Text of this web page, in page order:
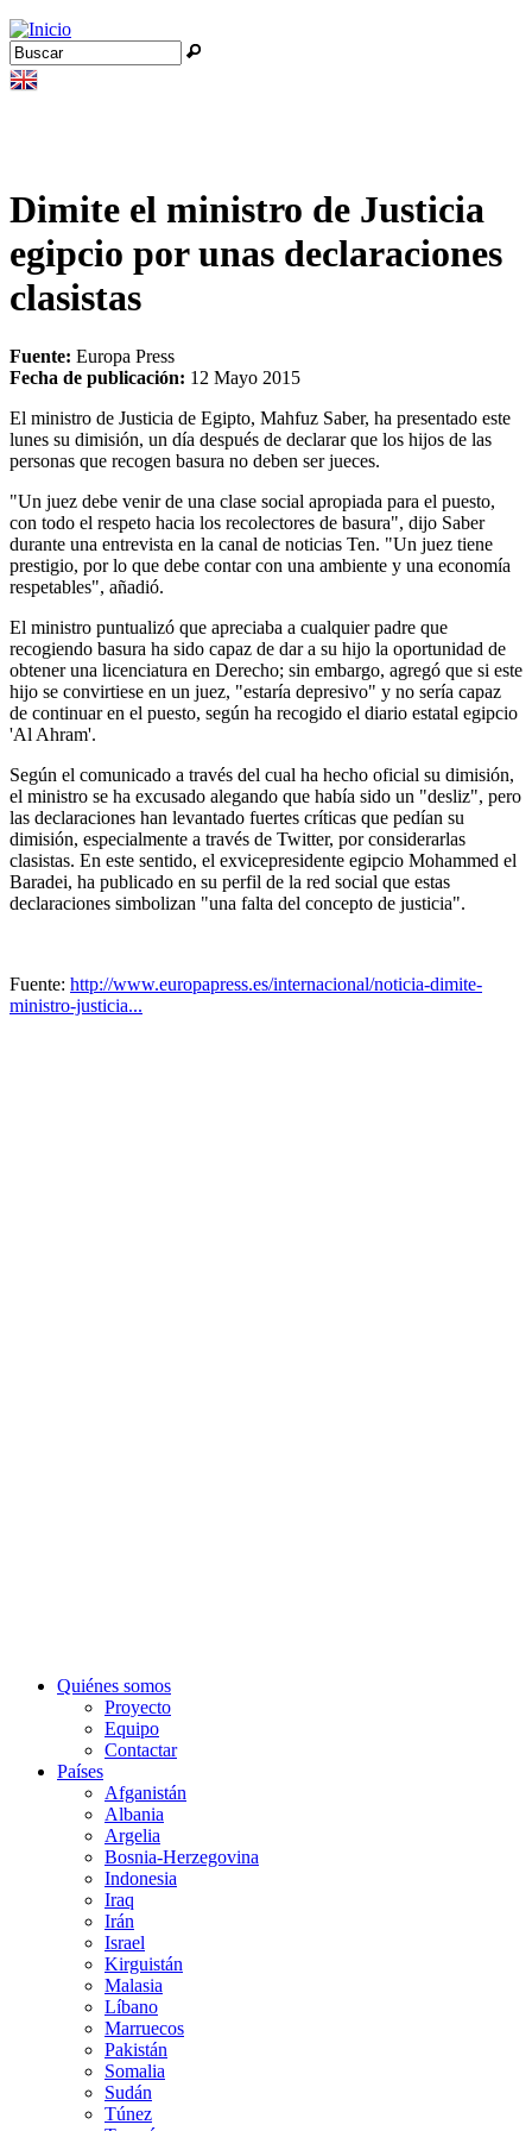
Jump to navigation
Formulario de búsqueda
Buscar
Dimite el ministro de Justicia
egipcio por unas declaraciones
clasistas
Fuente: Europa Press
Fecha de publicación: 12 Mayo 2015
El ministro de Justicia de Egipto, Mahfuz Saber, ha presentado este
lunes su dimisión, un día después de declarar que los hijos de las
personas que recogen basura no deben ser jueces.
"Un juez debe venir de una clase social apropiada para el puesto,
con todo el respeto hacia los recolectores de basura", dijo Saber
durante una entrevista en la canal de noticias Ten. "Un juez tiene
prestigio, por lo que debe contar con una ambiente y una economía
respetables", añadió.
El ministro puntualizó que apreciaba a cualquier padre que
recogiendo basura ha sido capaz de dar a su hijo la oportunidad de
obtener una licenciatura en Derecho; sin embargo, agregó que si este
hijo se convirtiese en un juez, "estaría depresivo" y no sería capaz
de continuar en el puesto, según ha recogido el diario estatal egipcio
'Al Ahram'.
Según el comunicado a través del cual ha hecho oficial su dimisión,
el ministro se ha excusado alegando que había sido un "desliz", pero
las declaraciones han levantado fuertes críticas que pedían su
dimisión, especialmente a través de Twitter, por considerarlas
clasistas. En este sentido, el exvicepresidente egipcio Mohammed el
Baradei, ha publicado en su perfil de la red social que estas
declaraciones simbolizan "una falta del concepto de justicia".
Fuente: http://www.europapress.es/internacional/noticia-dimite-
ministro-justicia...
Quiénes somos
Proyecto
Equipo
Contactar
Países
Afganistán
Albania
Argelia
Bosnia-Herzegovina
Indonesia
Iraq
Irán
Israel
Kirguistán
Malasia
Líbano
Marruecos
Pakistán
Somalia
Sudán
Túnez